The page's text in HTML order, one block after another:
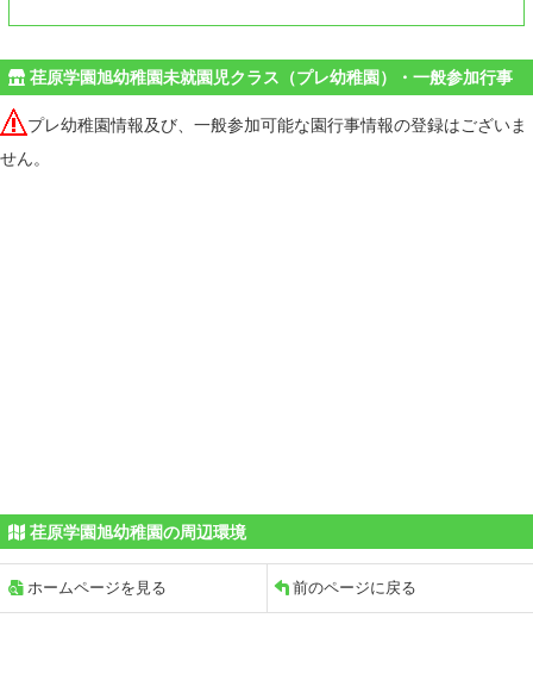
荏原学園旭幼稚園未就園児クラス（プレ幼稚園）・一般参加行事
プレ幼稚園情報及び、一般参加可能な園行事情報の登録はございま
せん。
荏原学園旭幼稚園の周辺環境
ホームページを見る 前のページに戻る